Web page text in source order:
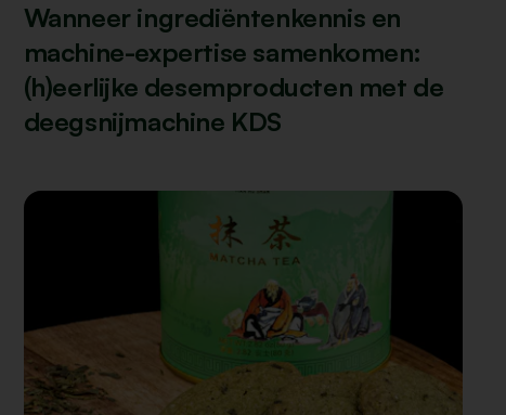
Wanneer ingrediëntenkennis en
machine-expertise samenkomen:
(h)eerlijke desemproducten met de
deegsnijmachine KDS